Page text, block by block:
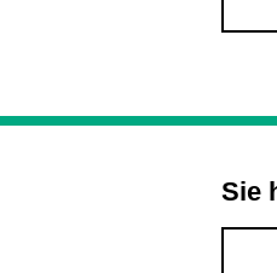
Sie